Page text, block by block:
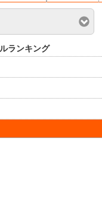
ランキング